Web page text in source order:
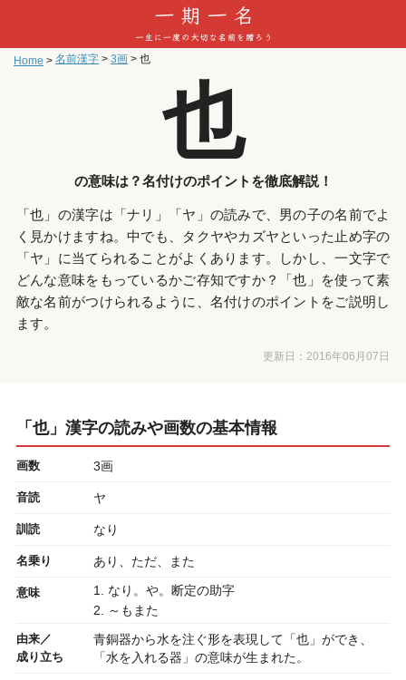
Home > 名前漢字 > 3画 > 也
也
の意味は？名付けのポイントを徹底解説！
「也」の漢字は「ナリ」「ヤ」の読みで、男の子の名前でよ
く見かけますね。中でも、タクヤやカズヤといった止め字の
「ヤ」に当てられることがよくあります。しかし、一文字で
どんな意味をもっているかご存知ですか？「也」を使って素
敵な名前がつけられるように、名付けのポイントをご説明し
ます。
更新日： 2016年06月07日
「也」漢字の読みや画数の基本情報
画数 3画
音読 ヤ
訓読 なり
名乗り あり、ただ、また
意味
1. なり。や。断定の助字
2. ～もまた
由来／
成り立ち
青銅器から水を注ぐ形を表現して「也」ができ、
「水を入れる器」の意味が生まれた。